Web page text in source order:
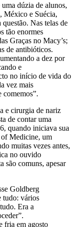
dúzia de alunos,
México e Suécia,
Nas telas de
tão enormes
Graças no Macy’s;
de antibióticos.
a dez por
e
no início de vida do
vez mais
comemos”.
e cirurgia de nariz
de contar uma
quando iniciava sua
Medicine, um
muitas vezes antes,
no ouvido
são comuns, apesar
Goldberg
tudo: vários
Era a
fria em agosto